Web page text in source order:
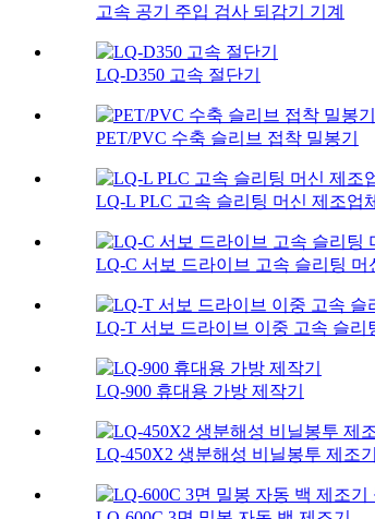
고속 공기 주입 검사 되감기 기계
LQ-D350 고속 절단기
PET/PVC 수축 슬리브 접착 밀봉기
LQ-L PLC 고속 슬리팅 머신 제조업체
LQ-C 서보 드라이브 고속 슬리팅 머
LQ-T 서보 드라이브 이중 고속 슬리
LQ-900 휴대용 가방 제작기
LQ-450X2 생분해성 비닐봉투 제조기